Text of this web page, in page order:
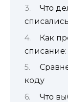
Что
Как
списание:
коду
Что